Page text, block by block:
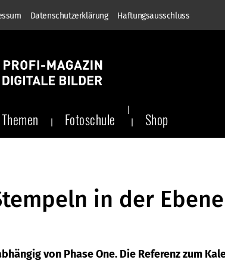
Datenschutzerklärung Haftungsausschluss
Themen Fotoschule Shop
in der Ebene
von Phase One. Die Referenz zum